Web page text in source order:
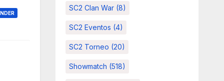
SC2 Clan War(8)
SC2 Eventos (4)
SC2 Torneo (20)
Showmatch (518)